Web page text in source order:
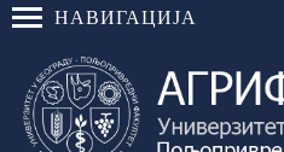
НАВИГАЦИЈА